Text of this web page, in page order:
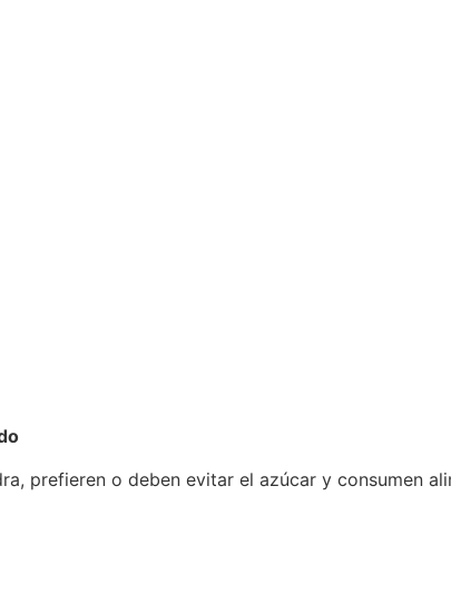
prefieren o deben evitar el azúcar y consumen